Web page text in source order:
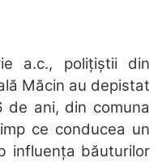
a.c., polițiștii din
Măcin au depistat
ani, din comuna
ce conducea un
influența băuturilor